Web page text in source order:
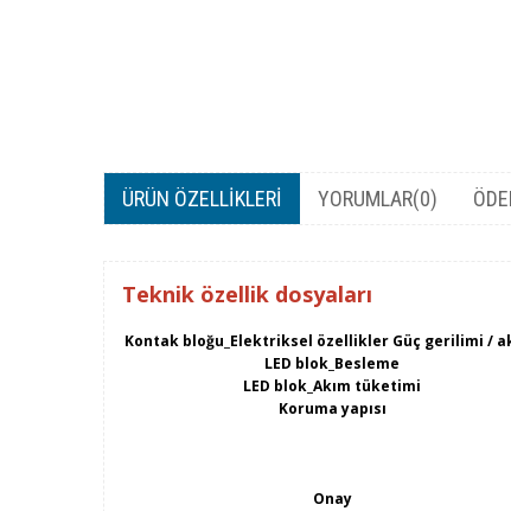
ÜRÜN ÖZELLIKLERI YORUMLAR(0)
Teknik özellik dosyaları
Kontak bloğu_Elektriksel özellikler Güç gerilimi /
LED blok_Besleme
LED blok_Akım tüketimi
Koruma yapısı
Onay